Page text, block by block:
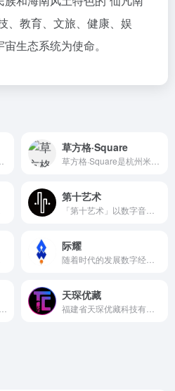
、教育、文旅、健康、娱
生态系统为使命。
草方格·Square
第十艺术
际耀
天琛优藏